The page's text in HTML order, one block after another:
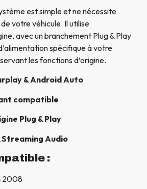
est simple et ne nécessite
votre véhicule. Il utilise
avec un branchement Plug & Play
spécifique à votre
les fonctions d’origine.
& Android Auto
compatible
Plug & Play
Audio
:
2008